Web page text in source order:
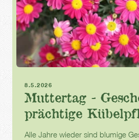
8.5.2026
Muttertag -
prächtige
Alle Jahre wieder sind blumige